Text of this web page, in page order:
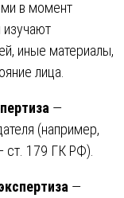
в момент
иные материалы,
лица.
—
(например,
ст. 179 ГК РФ).
—